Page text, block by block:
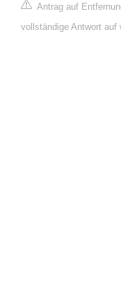
Antrag auf
vollständige Antwort auf